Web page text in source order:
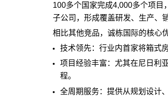
100多个国家完成4,000多个项目
子公司，形成覆盖研发、生产、
相比其他竞品，诚栋国际的核心
技术领先：行业内首家将箱式
项目经验丰富：尤其在尼日利
程。
全周期服务：提供从规划设计